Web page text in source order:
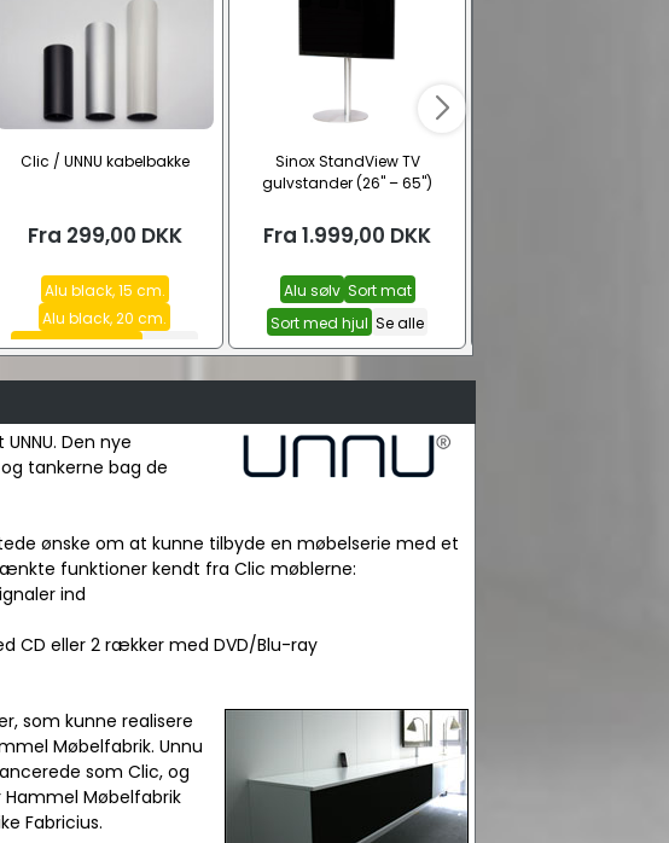
Clic / UNNU kabelbakke
Fra 299,00 DKK
Alu black, 15 cm.
Alu black, 20 cm.
Alu black, 25 cm. Se alle
Sinox StandView TV
gulvstander (26" – 65")
Fra 1.999,00 DKK
Alu sølv Sort mat
Sort med hjul Se alle
Den nye
tankerne bag de
ønske om at kunne tilbyde en møbelserie med et
funktioner kendt fra Clic møblerne:
ind
CD eller 2 rækker med DVD/Blu-ray
som kunne realisere
Møbelfabrik. Unnu
som Clic, og
Møbelfabrik
Fabricius.